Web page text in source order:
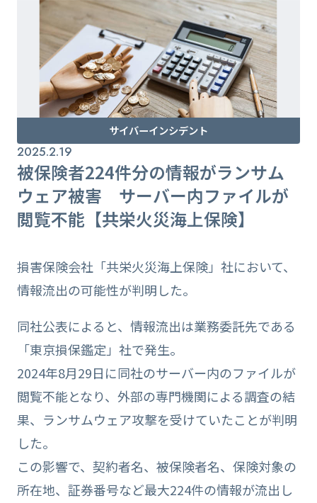
サイバーインシデント
2025.2.19
被保険者224件分の情報がランサム
ウェア被害 サーバー内ファイルが
閲覧不能【共栄火災海上保険】
損害保険会社「共栄火災海上保険」社において、
情報流出の可能性が判明した。
同社公表によると、情報流出は業務委託先である
「東京損保鑑定」社で発生。
2024年8月29日に同社のサーバー内のファイルが
閲覧不能となり、外部の専門機関による調査の結
果、ランサムウェア攻撃を受けていたことが判明
した。
この影響で、契約者名、被保険者名、保険対象の
所在地、証券番号など最大224件の情報が流出し